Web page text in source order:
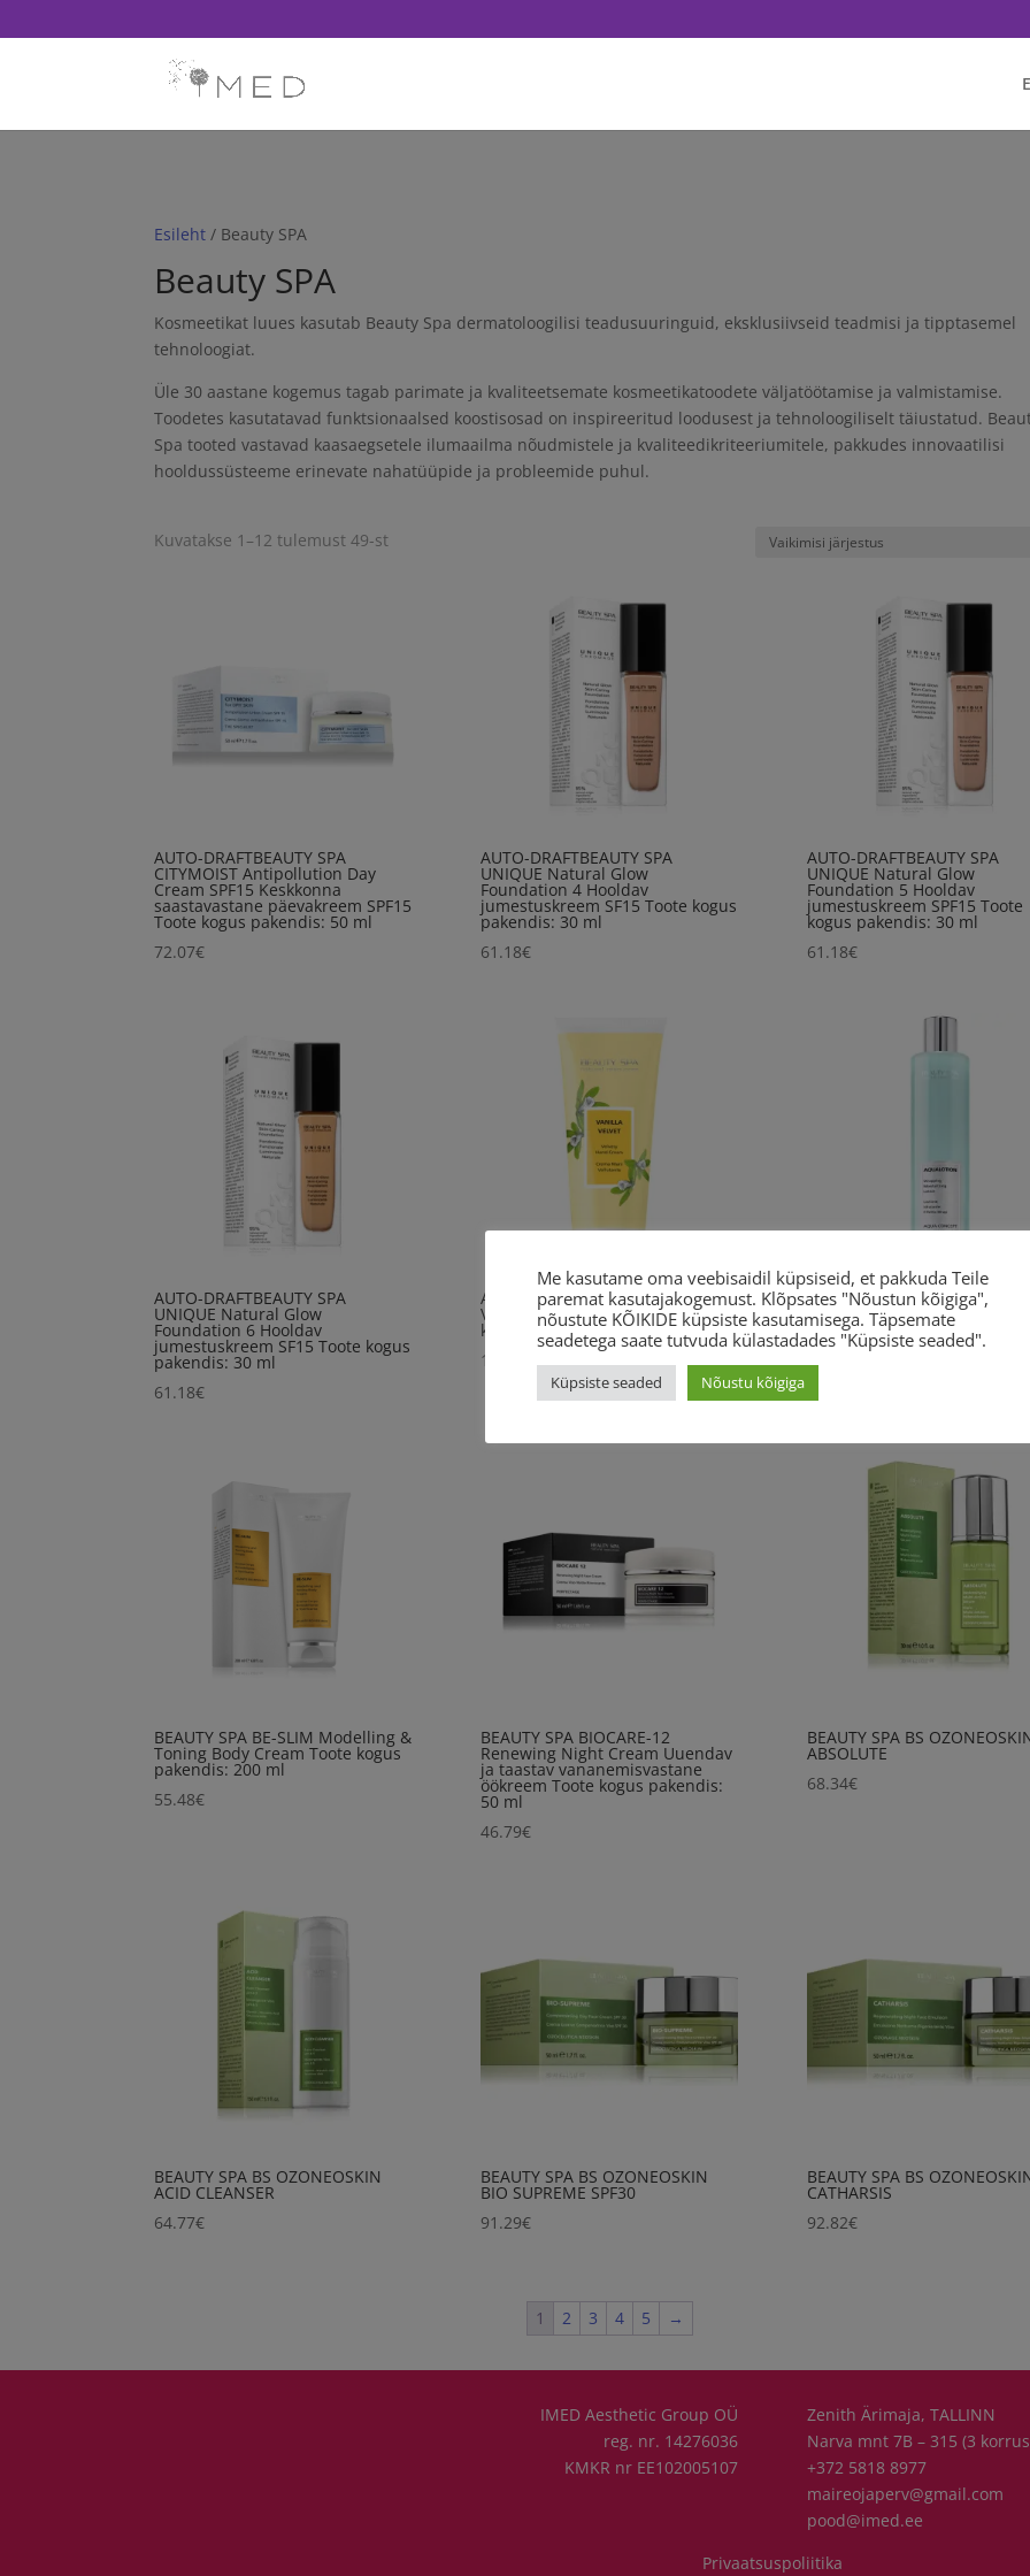
Esileht / Beauty SPA
Beauty SPA
Kosmeetikat luues kasutab Beauty Spa dermatoloogilisi teadusuuringuid, eksklusiivseid teadmisi ja tipptasemel
tehnoloogiat.
Üle 30 aastane kogemus tagab parimate ja kvaliteetsemate kosmeetikatoodete väljatöötamise ja valmistamise.
Toodetes kasutatavad funktsionaalsed koostisosad on inspireeritud loodusest ja tehnoloogiliselt täiustatud.
Spa tooted vastavad kaasaegsetele ilumaailma nõudmistele ja kvaliteedikriteeriumitele, pakkudes innovaatilisi
hooldussüsteeme erinevate nahatüüpide ja probleemide puhul.
Kuvatakse 1–12 tulemust 49-st
AUTO-DRAFTBEAUTY SPA
CITYMOIST Antipollution Day
Cream SPF15 Keskkonna
saastavastane päevakreem SPF15
Toote kogus pakendis: 50 ml
72.07€
AUTO-DRAFTBEAUTY SPA
UNIQUE Natural Glow
Foundation 4 Hooldav
jumestuskreem SF15 Toote kogus
pakendis: 30 ml
61.18€
AUTO-DRAFTBEAUTY SPA
UNIQUE Natural Glow
Foundation 5 Hooldav
jumestuskreem SPF15 Toote
kogus pakendis: 30 ml
61.18€
AUTO-DRAFTBEAUTY SPA
UNIQUE Natural Glow
Foundation 6 Hooldav
jumestuskreem SF15 Toote kogus
pakendis: 30 ml
61.18€
AUTO-DRAFTBEAUTY SPA Vanilla
Velvet Hand Cream 100ml Toote
kogus pakendis: 100 ml
14.46
BEAUTY SPA AQUALOTION
54.57€
BEAUTY SPA BE-SLIM Modelling &
Toning Body Cream Toote kogus
pakendis: 200 ml
55.48€
BEAUTY SPA BIOCARE-12
Renewing Night Cream Uuendav
ja taastav vananemisvastane
öökreem Toote kogus pakendis:
50 ml
46.79€
BEAUTY SPA BS
ABSOLUTE
68.34€
BEAUTY SPA BS OZONEOSKIN
ACID CLEANSER
64.77€
BEAUTY SPA BS OZONEOSKIN
BIO SUPREME SPF30
91.29€
BEAUTY SPA BS
CATHARSIS
92.82€
1 2 3 4 5 →
IMED Aesthetic Group OÜ
reg. nr. 14276036
KMKR nr EE102005107
Zenith Ärimaja, TALLINN
Narva mnt 7B – 315 (3
+372 5818 8977
maireojaperv@gmail.com
pood@imed.ee
Privaatsuspoliitika
Me kasutame oma veebisaidil küpsiseid, et pakkuda Teile
paremat kasutajakogemust. Klõpsates "Nõustun kõigiga",
nõustute KÕIKIDE küpsiste kasutamisega. Täpsemate
seadetega saate tutvuda külastadades "Küpsiste seaded".
Küpsiste seaded Nõustu kõigiga